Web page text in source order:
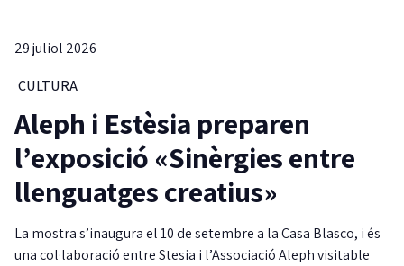
29 juliol 2026
CULTURA
Aleph i Estèsia preparen
l’exposició «Sinèrgies entre
llenguatges creatius»
La mostra s’inaugura el 10 de setembre a la Casa Blasco, i és
una col·laboració entre Stesia i l’Associació Aleph visitable